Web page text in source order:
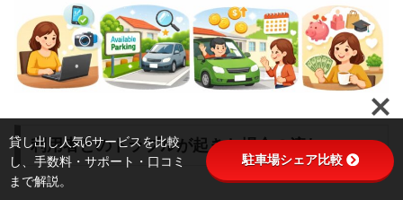
利用者とのトラブルが起きた場合の流れ
貸し出し人気6サービスを比較
し、手数料・サポート・口コミ
まで解説。
駐車場シェア比較